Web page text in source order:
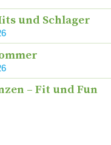
und Schlager
– Fit und Fun